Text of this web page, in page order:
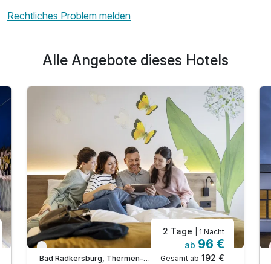
Rechtliches Problem melden
Alle Angebote dieses Hotels
Nur noch bis Oktober
Bad Radkersburg, Thermen- & Vulkanland Steiermark
2 Tage | 1 Nacht
ab 96 €
Gesamt ab 192 €